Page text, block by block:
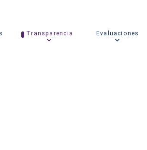
Transparencia Evaluaciones